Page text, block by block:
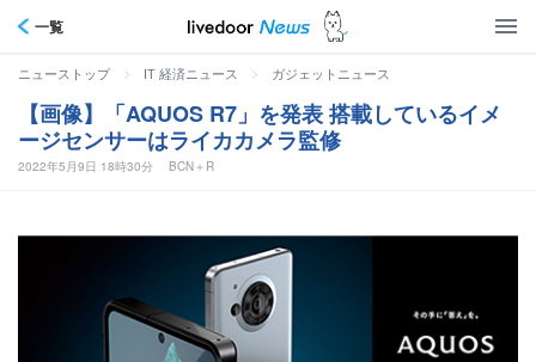
一覧
ニューストップ > IT 経済ニュース > ガジェットニュース
【画像】「AQUOS R7」を発表 搭載しているイメ
ージセンサーはライカカメラ監修
2022年5月9日 18時30分 BCN＋R